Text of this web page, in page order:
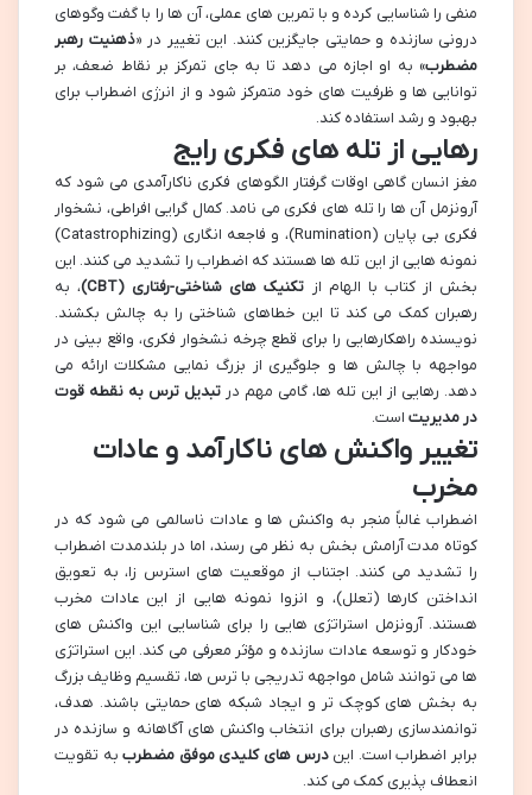
منفی را شناسایی کرده و با تمرین های عملی، آن ها را با گفت وگوهای
درونی سازنده و حمایتی جایگزین کنند. این تغییر در «ذهنیت رهبر
مضطرب» به او اجازه می دهد تا به جای تمرکز بر نقاط ضعف، بر
توانایی ها و ظرفیت های خود متمرکز شود و از انرژی اضطراب برای
بهبود و رشد استفاده کند.
رهایی از تله های فکری رایج
مغز انسان گاهی اوقات گرفتار الگوهای فکری ناکارآمدی می شود که
آرونزمل آن ها را تله های فکری می نامد. کمال گرایی افراطی، نشخوار
فکری بی پایان (Rumination)، و فاجعه انگاری (Catastrophizing)
نمونه هایی از این تله ها هستند که اضطراب را تشدید می کنند. این
بخش از کتاب با الهام از تکنیک های شناختی-رفتاری (CBT)
، به
رهبران کمک می کند تا این خطاهای شناختی را به چالش بکشند.
نویسنده راهکارهایی را برای قطع چرخه نشخوار فکری، واقع بینی در
مواجهه با چالش ها و جلوگیری از بزرگ نمایی مشکلات ارائه می
دهد. رهایی از این تله ها، گامی مهم در تبدیل ترس به نقطه قوت
در مدیریت است.
تغییر واکنش های ناکارآمد و عادات
مخرب
اضطراب غالباً منجر به واکنش ها و عادات ناسالمی می شود که در
کوتاه مدت آرامش بخش به نظر می رسند، اما در بلندمدت اضطراب
را تشدید می کنند. اجتناب از موقعیت های استرس زا، به تعویق
انداختن کارها (تعلل)، و انزوا نمونه هایی از این عادات مخرب
هستند. آرونزمل استراتژی هایی را برای شناسایی این واکنش های
خودکار و توسعه عادات سازنده و مؤثر معرفی می کند. این استراتژی
ها می توانند شامل مواجهه تدریجی با ترس ها، تقسیم وظایف بزرگ
به بخش های کوچک تر و ایجاد شبکه های حمایتی باشند. هدف،
توانمندسازی رهبران برای انتخاب واکنش های آگاهانه و سازنده در
برابر اضطراب است. ایندرس های کلیدی موفق مضطرببه تقویت
انعطاف پذیری کمک می کند.